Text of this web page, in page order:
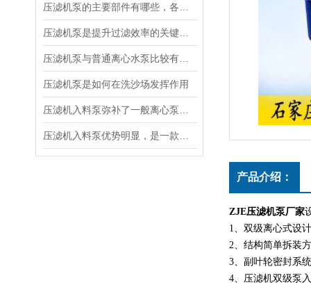
压滤机泵是如何在洗沙场发挥作用
产品介绍：
ZJE压滤机泵厂家
1、双级离心式设
2、结构简单拆装
3、副叶轮密封系
4、压滤机双级泵